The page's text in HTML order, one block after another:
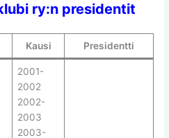
ry:n presidentit
Kausi Presidentti
2001-
2002
2002-
2003
2003-